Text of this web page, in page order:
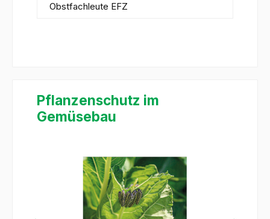
Obstfachleute EFZ
Pflanzenschutz im
Gemüsebau
Bildergalerie überspringen